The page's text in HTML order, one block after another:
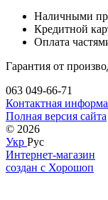
Наличными
Кредитной
Оплата
Гарантия от
063 049-66-71
Контактная
Полная версия сайта
© 2026
Укр Рус
Интернет-магазин
создан с Хорошоп